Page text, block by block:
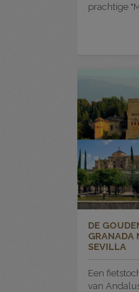
prachtige
DE
GRANADA
SEVILLA
Een
van